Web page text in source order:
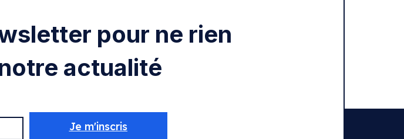
pour ne rien
actualité
Je m'inscris